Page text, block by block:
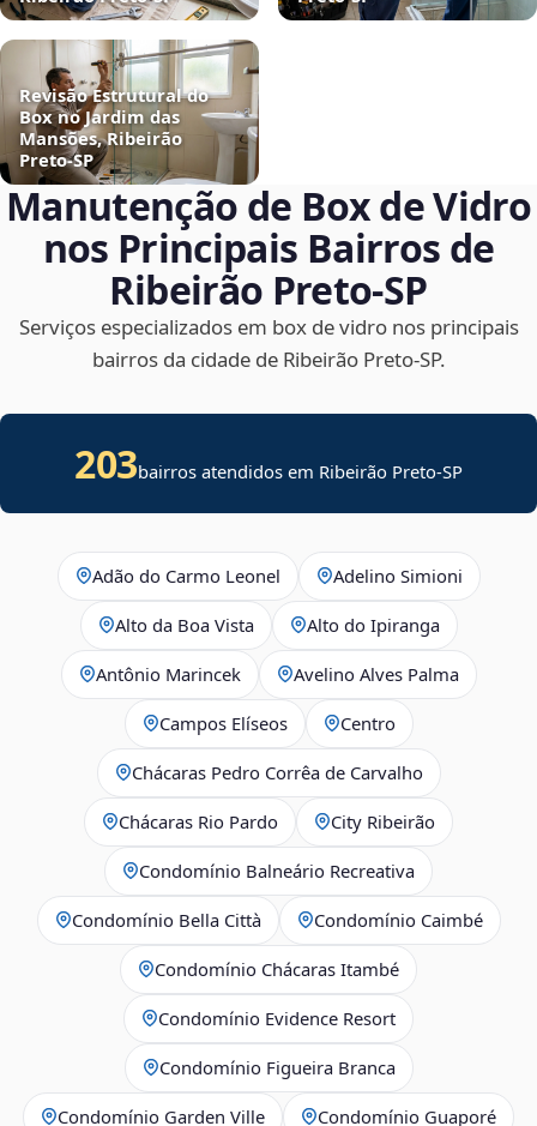
Revisão Estrutural do
Box no Jardim das
Mansões, Ribeirão
Preto‑SP
Manutenção de Box de Vidro
nos Principais Bairros de
Ribeirão Preto‑SP
Serviços especializados em box de vidro nos principais
bairros da cidade de Ribeirão Preto‑SP.
203bairros atendidos em Ribeirão Preto-SP
Adão do Carmo Leonel Adelino Simioni
Alto da Boa Vista Alto do Ipiranga
Antônio Marincek Avelino Alves Palma
Campos Elíseos Centro
Chácaras Pedro Corrêa de Carvalho
Chácaras Rio Pardo City Ribeirão
Condomínio Balneário Recreativa
Condomínio Bella Città Condomínio Caimbé
Condomínio Chácaras Itambé
Condomínio Evidence Resort
Condomínio Figueira Branca
Condomínio Garden Ville Condomínio Guaporé